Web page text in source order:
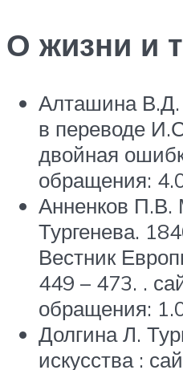
О жизни и
Алташина
в переводе
двойная
обращения:
Анненков П.В.
Тургенева.
Вестник
449 – 473. .
обращения:
Долгина Л.
искусства :